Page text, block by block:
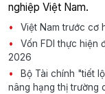
nghiệp Việt Nam.
Việt Nam trước cơ
Vốn FDI thực hiện
2026
Bộ Tài chính "tiết
nâng hạng thị trường